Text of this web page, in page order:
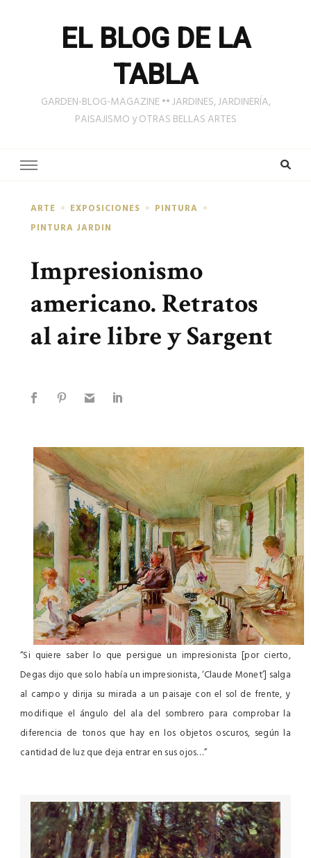
EL BLOG DE LA
TABLA
GARDEN-BLOG-MAGAZINE •• JARDINES, JARDINERÍA,
PAISAJISMO y OTRAS BELLAS ARTES
ARTE EXPOSICIONES
PINTURA
PINTURA JARDIN
Impresionismo
americano. Retratos
al aire libre y Sargent
“Si quiere saber lo que persigue un impresionista [por cierto,
Degas dijo que solo había un impresionista, ‘Claude Monet’] salga
al campo y dirija su mirada a un paisaje con el sol de frente, y
modifique el ángulo del ala del sombrero para comprobar la
diferencia de tonos que hay en los objetos oscuros, según la
cantidad de luz que deja entrar en sus ojos…”